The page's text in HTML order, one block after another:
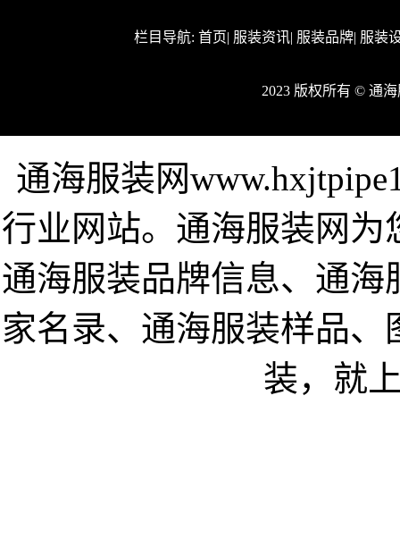
栏目导航: 首页| 服装资讯| 服装品牌| 服装
2023 版权所有 © 通
通海服装网
行业网站。通海服装网
通海服装品牌信息、通
家名录、通海服装样品
装，就